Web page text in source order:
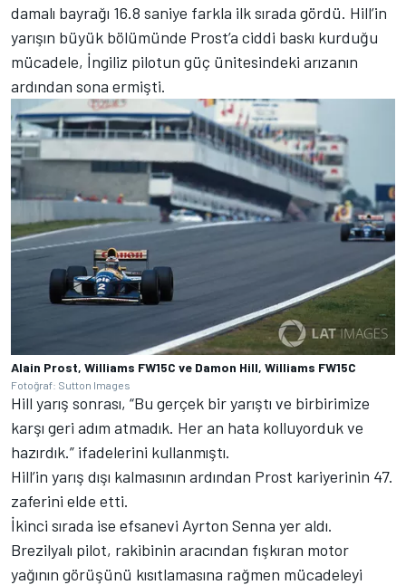
damalı bayrağı 16.8 saniye farkla ilk sırada gördü. Hill’in
yarışın büyük bölümünde Prost’a ciddi baskı kurduğu
mücadele, İngiliz pilotun güç ünitesindeki arızanın
ardından sona ermişti.
Alain Prost, Williams FW15C ve Damon Hill, Williams FW15C
Fotoğraf: Sutton Images
Hill yarış sonrası, “Bu gerçek bir yarıştı ve birbirimize
karşı geri adım atmadık. Her an hata kolluyorduk ve
hazırdık.” ifadelerini kullanmıştı.
Hill’in yarış dışı kalmasının ardından Prost kariyerinin 47.
zaferini elde etti.
İkinci sırada ise efsanevi Ayrton Senna yer aldı.
Brezilyalı pilot, rakibinin aracından fışkıran motor
yağının görüşünü kısıtlamasına rağmen mücadeleyi